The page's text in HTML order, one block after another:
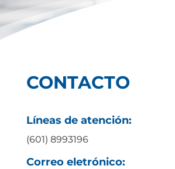
CONTACTO
Líneas de atención:
(601) 8993196
Correo eletrónico: